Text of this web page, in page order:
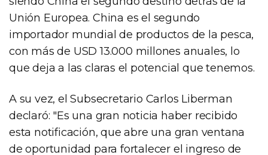
Unión Europea. China es el segundo
importador mundial de productos de la pesca,
con más de USD 13.000 millones anuales, lo
que deja a las claras el potencial que tenemos.
A su vez, el Subsecretario Carlos Liberman
declaró: "Es una gran noticia haber recibido
esta notificación, que abre una gran ventana
de oportunidad para fortalecer el ingreso de